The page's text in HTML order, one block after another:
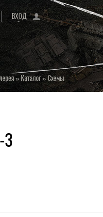
ВХОД
»Каталог»Схемы
3